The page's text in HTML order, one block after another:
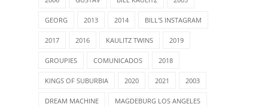
GEORG 2013 2014 BILL'S INSTAGRAM
2017 2016 KAULITZ TWINS 2019
GROUPIES COMUNICADOS 2018
KINGS OF SUBURBIA 2020 2021 2003
DREAM MACHINE MAGDEBURG LOS ANGELES